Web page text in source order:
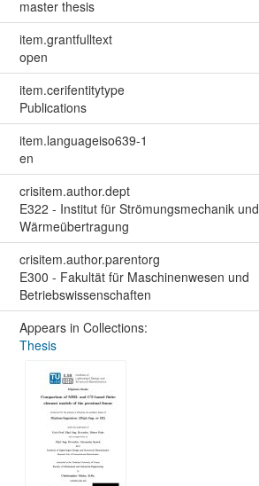
master thesis
item.grantfulltext
open
item.cerifentitytype
Publications
item.languageiso639-1
en
crisitem.author.dept
E322 - Institut für Strömungsmechanik und
Wärmeübertragung
crisitem.author.parentorg
E300 - Fakultät für Maschinenwesen und
Betriebswissenschaften
Appears in Collections:
Thesis